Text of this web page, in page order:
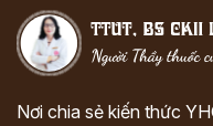
Nơi chia sẻ kiến thức